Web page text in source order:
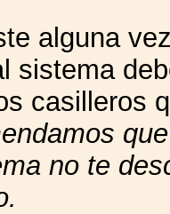
alguna
sistema
casilleros
no te